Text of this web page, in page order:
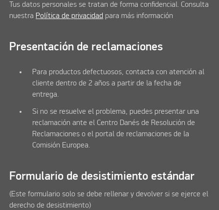
Tus datos personales se tratan de forma confidencial. Consulta
nuestra Política de privacidad para más información
Presentación de reclamaciones
Para productos defectuosos, contacta con atención al
cliente dentro de 2 años a partir de la fecha de
entrega.
Si no se resuelve el problema, puedes presentar una
reclamación ante el Centro Danés de Resolución de
Reclamaciones o el portal de reclamaciones de la
Comisión Europea.
Formulario de desistimiento estándar
(Este formulario solo se debe rellenar y devolver si se ejerce el
derecho de desistimiento)